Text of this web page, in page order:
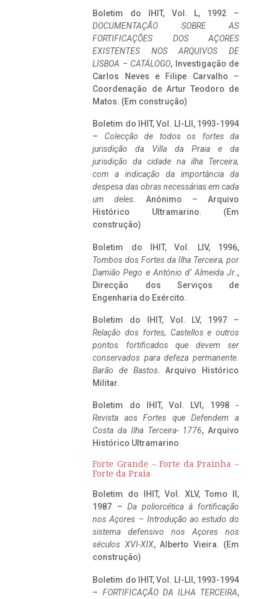
Boletim do IHIT, Vol. L, 1992 –
DOCUMENTAÇÃO SOBRE AS
FORTIFICAÇÕES DOS AÇORES
EXISTENTES NOS ARQUIVOS DE
LISBOA – CATÁLOGO, Investigação de
Carlos Neves e Filipe Carvalho –
Coordenação de Artur Teodoro de
Matos. (Em construção)
Boletim do IHIT, Vol. LI-LII, 1993-1994
– Colecção de todos os fortes da
jurisdição da Villa da Praia e da
jurisdição da cidade na ilha Terceira,
com a indicação da importância da
despesa das obras necessárias em cada
um deles. Anónimo – Arquivo
Histórico Ultramarino. (Em
construção)
Boletim do IHIT, Vol. LIV, 1996,
Tombos dos Fortes da Ilha Terceira, por
Damião Pego e António d’ Almeida Jr.,
Direcção dos Serviços de
Engenharia do Exército.
Boletim do IHIT, Vol. LV, 1997 –
Relação dos fortes, Castellos e outros
pontos fortificados que devem ser
conservados para defeza permanente.
Barão de Bastos. Arquivo Histórico
Militar.
Boletim do IHIT, Vol. LVI, 1998 -
Revista aos Fortes que Defendem a
Costa da Ilha Terceira- 1776, Arquivo
Histórico Ultramarino
Forte Grande – Forte da Prainha –
Forte da Praia
Boletim do IHIT, Vol. XLV, Tomo II,
1987 – Da poliorcética à fortificação
nos Açores – Introdução ao estudo do
sistema defensivo nos Açores nos
séculos XVI-XIX, Alberto Vieira. (Em
construção)
Boletim do IHIT, Vol. LI-LII, 1993-1994
– FORTIFICAÇÃO DA ILHA TERCEIRA,